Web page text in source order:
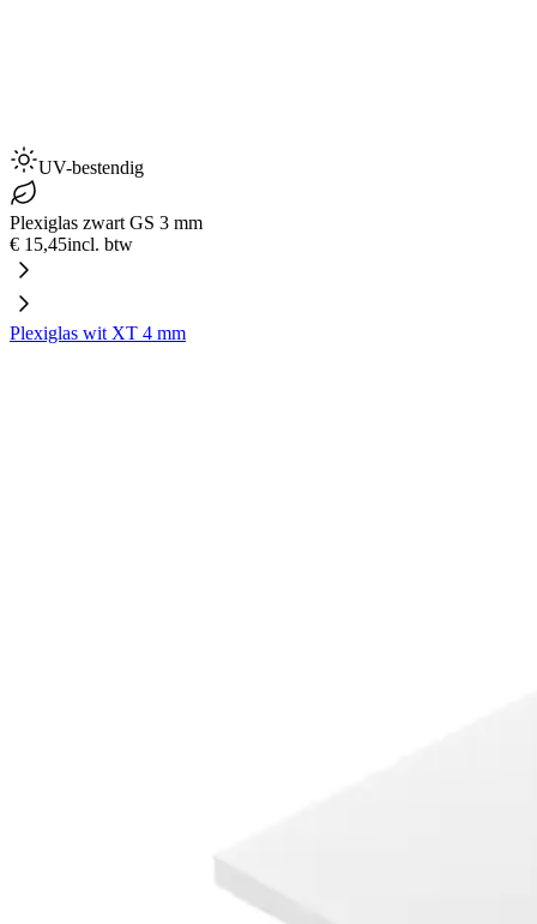
UV-bestendig
Plexiglas zwart GS 3 mm
€ 15,45incl. btw
Plexiglas wit XT 4 mm